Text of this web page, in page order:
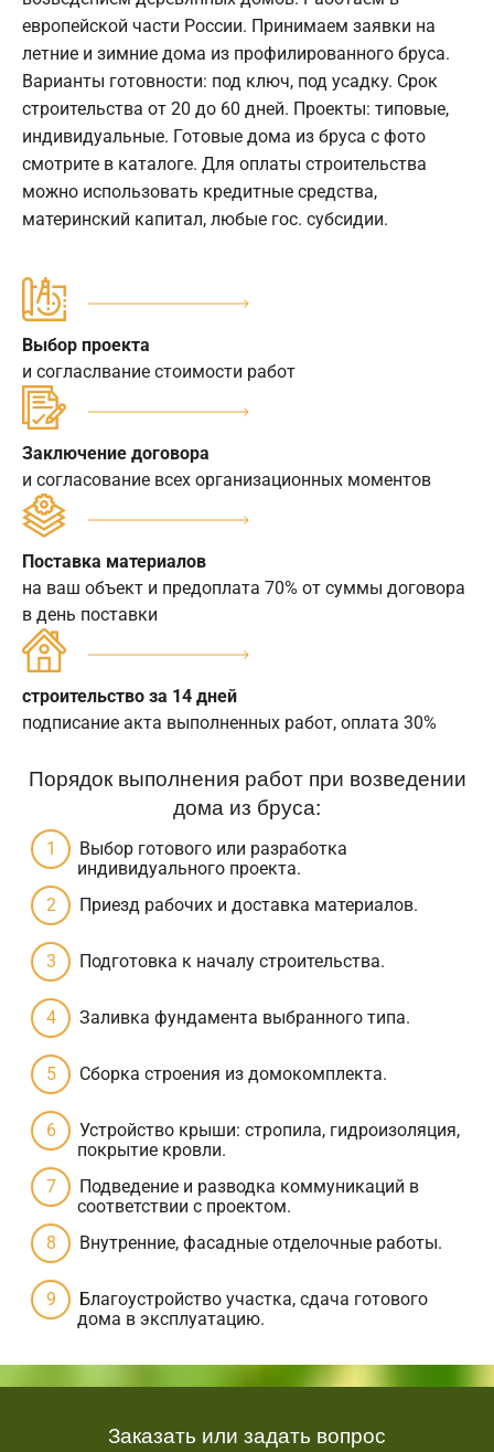
европейской части России. Принимаем заявки на
летние и зимние дома из профилированного бруса.
Варианты готовности: под ключ, под усадку. Срок
строительства от 20 до 60 дней. Проекты: типовые,
индивидуальные. Готовые дома из бруса с фото
смотрите в каталоге. Для оплаты строительства
можно использовать кредитные средства,
материнский капитал, любые гос. субсидии.
Выбор проекта
и согласлвание стоимости работ
Заключение договора
и согласование всех организационных моментов
Поставка материалов
на ваш объект и предоплата 70% от суммы договора
в день поставки
строительство за 14 дней
подписание акта выполненных работ, оплата 30%
Порядок выполнения работ при возведении
дома из бруса:
Выбор готового или разработка
индивидуального проекта.
Приезд рабочих и доставка материалов.
Подготовка к началу строительства.
Заливка фундамента выбранного типа.
Сборка строения из домокомплекта.
Устройство крыши: стропила, гидроизоляция,
покрытие кровли.
Подведение и разводка коммуникаций в
соответствии с проектом.
Внутренние, фасадные отделочные работы.
Благоустройство участка, сдача готового
дома в эксплуатацию.
Заказать или задать вопрос